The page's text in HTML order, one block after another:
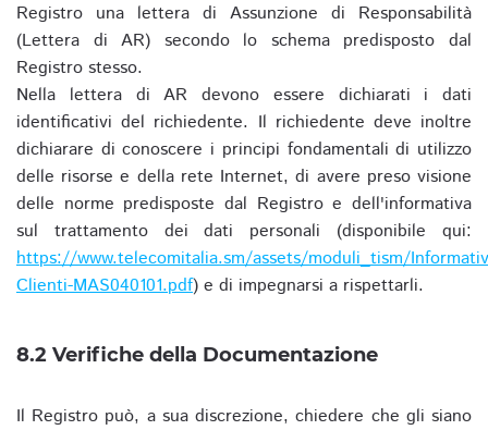
Registro una lettera di Assunzione di Responsabilità
(Lettera di AR) secondo lo schema predisposto dal
Registro stesso.
Nella lettera di AR devono essere dichiarati i dati
identificativi del richiedente. Il richiedente deve inoltre
dichiarare di conoscere i principi fondamentali di utilizzo
delle risorse e della rete Internet, di avere preso visione
delle norme predisposte dal Registro e dell'informativa
sul trattamento dei dati personali (disponibile qui:
https://www.telecomitalia.sm/assets/moduli_tism/
Clienti-MAS040101.pdf) e di impegnarsi a rispettarli.
8.2 Verifiche della Documentazione
Il Registro può, a sua discrezione, chiedere che gli siano